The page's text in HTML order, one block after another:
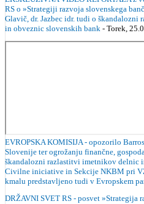
RS o »Strategiji razvoja slovenskega
Glavič, dr. Jazbec idr. tudi o
in obveznic slovenskih bank - Torek,
EVROPSKA KOMISIJA - opozorilo
Slovenije ter ogrožanju finančne,
škandalozni razlastitvi imetnikov delnic
Civilne iniciative in Sekcije NKBM pri
kmalu predstavljeno tudi v Evropskem
DRŽAVNI SVET RS - posvet »Strategija